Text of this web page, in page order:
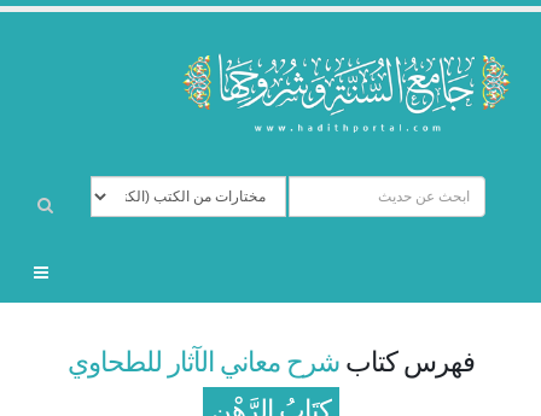
فهرس كتابشرح معاني الآثار للطحاوي